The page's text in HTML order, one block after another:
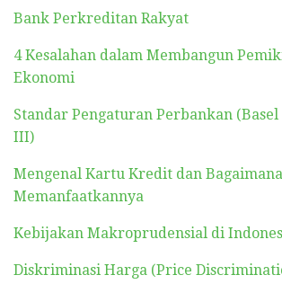
Bank Perkreditan Rakyat
4 Kesalahan dalam Membangun
Ekonomi
Standar Pengaturan Perbankan
III)
Mengenal Kartu Kredit dan Bagaimana
Memanfaatkannya
Kebijakan Makroprudensial di
Diskriminasi Harga (Price